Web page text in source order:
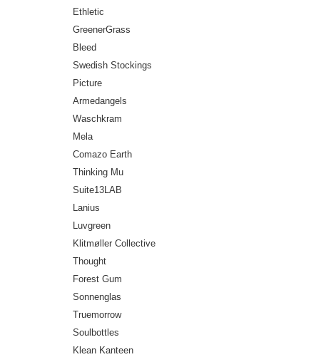
Ethletic
GreenerGrass
Bleed
Swedish Stockings
Picture
Armedangels
Waschkram
Mela
Comazo Earth
Thinking Mu
Suite13LAB
Lanius
Luvgreen
Klitmøller Collective
Thought
Forest Gum
Sonnenglas
Truemorrow
Soulbottles
Klean Kanteen